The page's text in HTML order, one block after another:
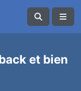
et bien